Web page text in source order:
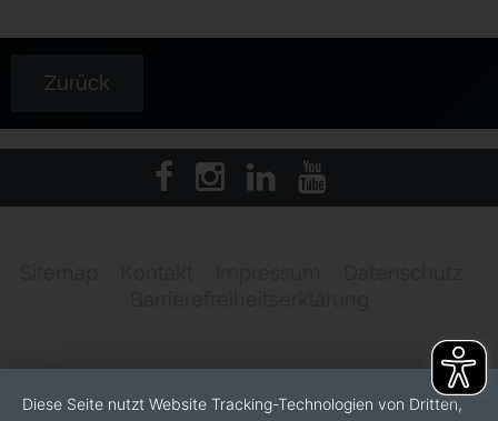
Zurück
Diese Seite nutzt Website Tracking-Technologien von Dritten,